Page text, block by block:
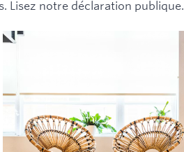
Lisez notre déclaration publique.